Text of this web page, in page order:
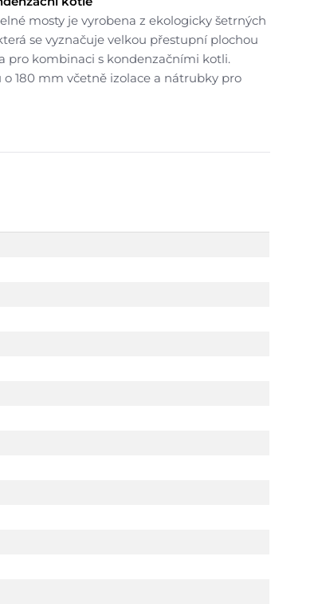
mosty je vyrobena z ekologicky šetrných
se vyznačuje velkou přestupní plochou
pro kombinaci s kondenzačními kotli.
180 mm včetně izolace a nátrubky pro